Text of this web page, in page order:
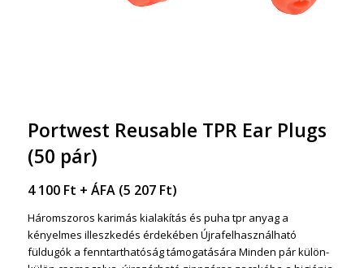
Portwest Reusable TPR Ear Plugs
(50 pár)
4 100 Ft + ÁFA (5 207 Ft)
Háromszoros karimás kialakítás és puha tpr anyag a
kényelmes illeszkedés érdekében Újrafelhasználható
füldugók a fenntarthatóság támogatására Minden pár külön-